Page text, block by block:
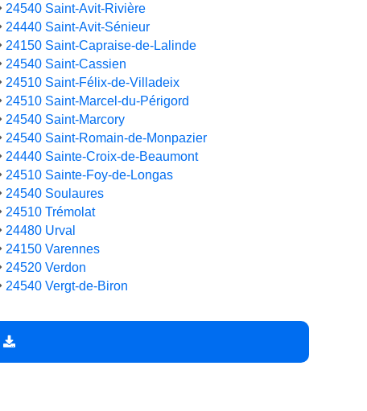
24540 Saint-Avit-Rivière
24440 Saint-Avit-Sénieur
24150 Saint-Capraise-de-Lalinde
24540 Saint-Cassien
24510 Saint-Félix-de-Villadeix
24510 Saint-Marcel-du-Périgord
24540 Saint-Marcory
24540 Saint-Romain-de-Monpazier
24440 Sainte-Croix-de-Beaumont
24510 Sainte-Foy-de-Longas
24540 Soulaures
24510 Trémolat
24480 Urval
24150 Varennes
24520 Verdon
24540 Vergt-de-Biron